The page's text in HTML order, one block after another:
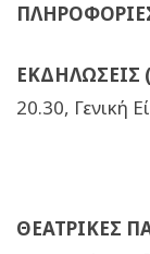
20.30, Γενική
ΘΕΑΤΡΙΚΕΣ